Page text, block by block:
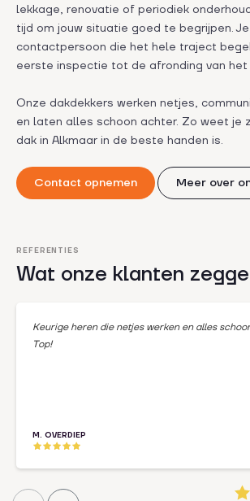
lekkage, renovatie of periodiek
tijd om jouw situatie goed te begrijpen.
contactpersoon die het hele traject
eerste inspectie tot de afronding van het
Onze dakdekkers werken netjes,
en laten alles schoon achter. Zo weet je
dak in Alkmaar in de beste handen is.
Contact opnemen Meer over
REFERENTIES
Wat onze klanten
M. OVERDIEP
Keurige heren die netjes werken en alles
Top!